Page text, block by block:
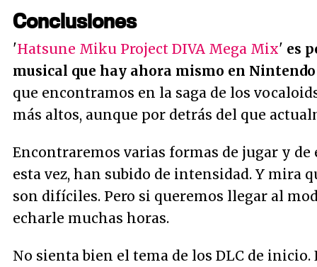
Conclusiones
'Hatsune Miku Project DIVA Mega Mix' es
musical que hay ahora mismo en
que encontramos en la saga de los
más altos, aunque por detrás del que
Encontraremos varias formas de jugar y
esta vez, han subido de intensidad. Y mira
son difíciles. Pero si queremos llegar al
echarle muchas horas.
No sienta bien el tema de los DLC de